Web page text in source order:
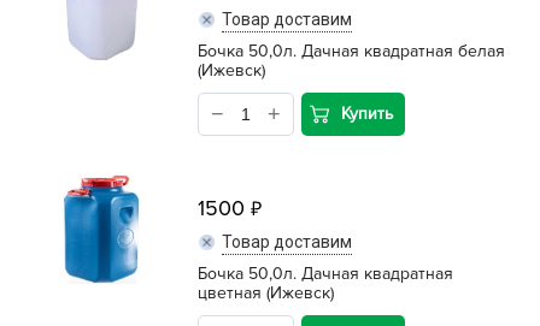
Товар доставим
Бочка 50,0л. Дачная квадратная белая
(Ижевск)
Купить
1500
Товар доставим
Бочка 50,0л. Дачная квадратная
цветная (Ижевск)